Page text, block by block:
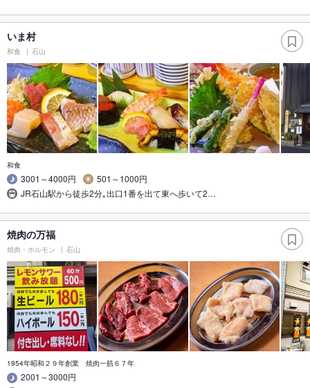
いま村
和食 石山
和食
3001～4000円
501～1000円
JR石山駅から徒歩2分｡出口1番を出て東へ歩いて2…
焼肉の万福
焼肉・ホルモン 石山
1954年昭和２９年創業 焼肉一筋６７年
2001～3000円